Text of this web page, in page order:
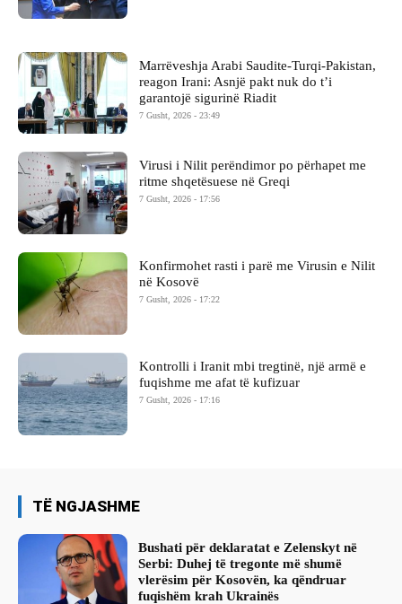
Marrëveshja Arabi Saudite-Turqi-Pakistan,
reagon Irani: Asnjë pakt nuk do t’i
garantojë sigurinë Riadit
7 Gusht, 2026 - 23:49
Virusi i Nilit perëndimor po përhapet me
ritme shqetësuese në Greqi
7 Gusht, 2026 - 17:56
Konfirmohet rasti i parë me Virusin e Nilit
në Kosovë
7 Gusht, 2026 - 17:22
Kontrolli i Iranit mbi tregtinë, një armë e
fuqishme me afat të kufizuar
7 Gusht, 2026 - 17:16
TË NGJASHME
Bushati për deklaratat e Zelenskyt në
Serbi: Duhej të tregonte më shumë
vlerësim për Kosovën, ka qëndruar
fuqishëm krah Ukrainës